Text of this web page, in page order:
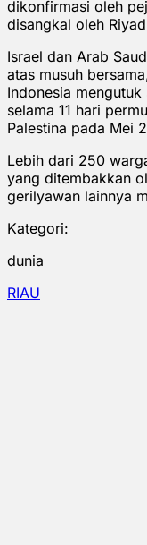
dikonfirmasi oleh
disangkal oleh
Israel dan Arab
atas musuh
Indonesia
selama 11 hari
Palestina pada Mei
Lebih dari 250
yang ditembakkan
gerilyawan lainnya
Kategori:
dunia
RIAU